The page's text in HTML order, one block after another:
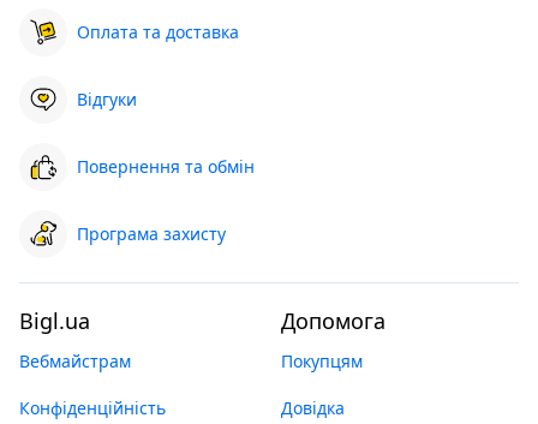
Оплата та доставка
Відгуки
Повернення та обмін
Програма захисту
Bigl.ua
Вебмайстрам
Конфіденційність
Допомога
Покупцям
Довідка